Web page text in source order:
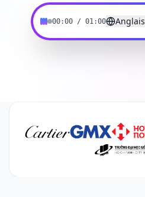
00:00/ 01:00 Anglais